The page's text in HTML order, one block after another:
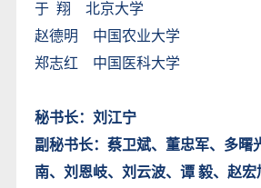
于 翔 北京大学
赵德明 中国农业大学
郑志红 中国医科大学
秘书长：刘江宁
副秘书长：蔡卫斌、董忠军、多曙
南、刘恩岐、刘云波、谭 毅、赵宏